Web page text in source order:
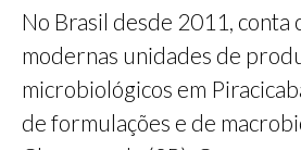
No Brasil desde 2011, conta
modernas unidades de
microbiológicos em
de formulações e de